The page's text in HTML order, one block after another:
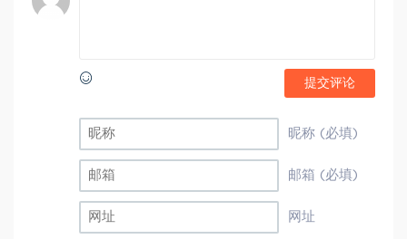
提交评论
昵称 (必填)
邮箱 (必填)
网址